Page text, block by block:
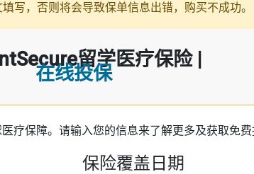
写，否则将会导致保单信息出错，购买不成功。
留学医疗保险 |
在线投保
疗保障。请输入您的信息来了解更多及获取免费
保险覆盖日期